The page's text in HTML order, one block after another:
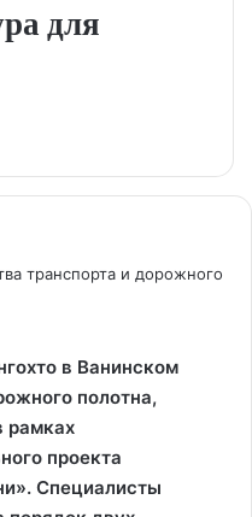
для
транспорта и дорожного
в Ванинском
полотна,
рамках
проекта
Специалисты